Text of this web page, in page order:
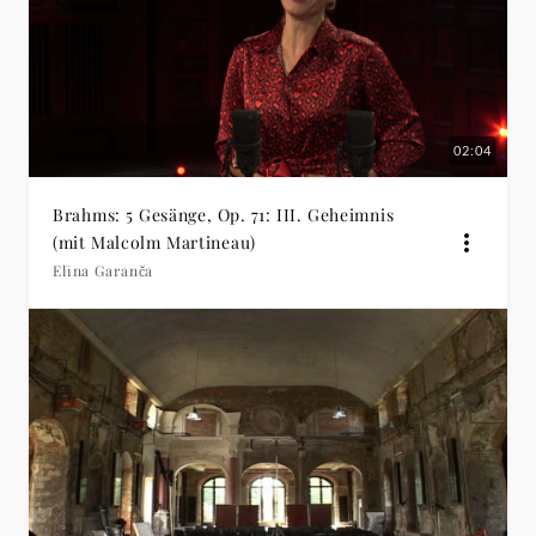
02:04
Brahms: 5 Gesänge, Op. 71: III. Geheimnis
(mit Malcolm Martineau)
Elīna Garanča